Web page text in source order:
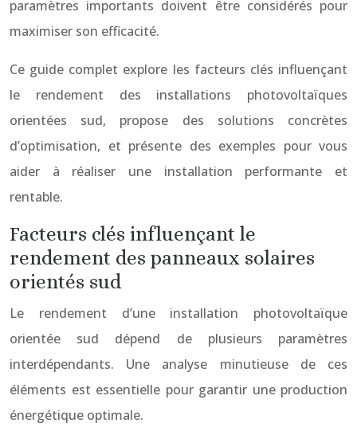
paramètres importants doivent être considérés pour
maximiser son efficacité.
Ce guide complet explore les facteurs clés influençant
le rendement des installations photovoltaïques
orientées sud, propose des solutions concrètes
d’optimisation, et présente des exemples pour vous
aider à réaliser une installation performante et
rentable.
Facteurs clés influençant le
rendement des panneaux solaires
orientés sud
Le rendement d’une installation photovoltaïque
orientée sud dépend de plusieurs paramètres
interdépendants. Une analyse minutieuse de ces
éléments est essentielle pour garantir une production
énergétique optimale.